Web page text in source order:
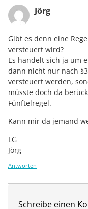
Jörg
Gibt es denn eine
versteuert wird?
Es handelt sich ja um
dann nicht nur nach
versteuert werden,
müsste doch da
Fünftelregel.
Kann mir da jemand
LG
Jörg
Antworten
Schreibe einen